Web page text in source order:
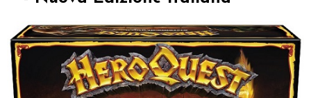
Librigame
Fumetti & Romanzi